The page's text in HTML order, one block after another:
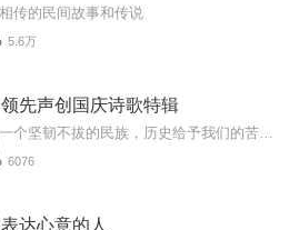
传的民间故事和传说
5.6万
先声创国庆诗歌特辑
6076
达心意的人